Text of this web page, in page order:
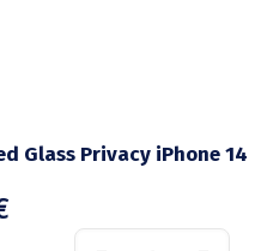
Glass Privacy iPhone 14